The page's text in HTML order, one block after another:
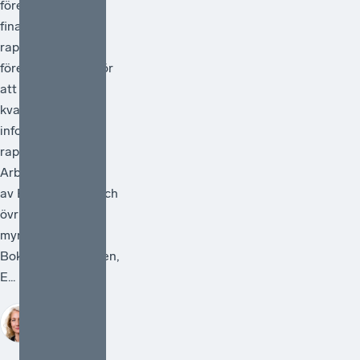
företagens
finansiella
rapportering och
föreslå åtgärder för
att förstärka
kvaliteten i den
information som
rapporteras.
Arbetet ska ledas
av Bolagsverket och
övriga deltagande
myndigheter är
Bokföringsnämnden,
E...